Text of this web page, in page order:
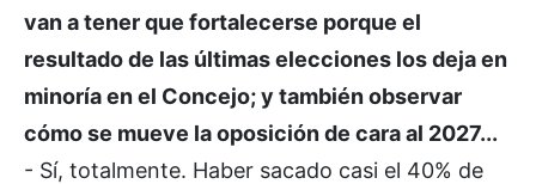
van a tener que fortalecerse porque el
resultado de las últimas elecciones los deja en
minoría en el Concejo; y también observar
cómo se mueve la oposición de cara al 2027...
- Sí, totalmente. Haber sacado casi el 40% de